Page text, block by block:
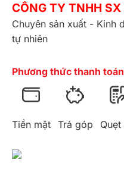
CÔNG TY TNHH
Chuyên sản xuất - Kinh
tự nhiên
Phương thức thanh toán
Tiền mặt Trả góp Quẹt